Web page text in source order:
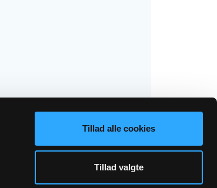
Tillad alle cookies
Tillad valgte